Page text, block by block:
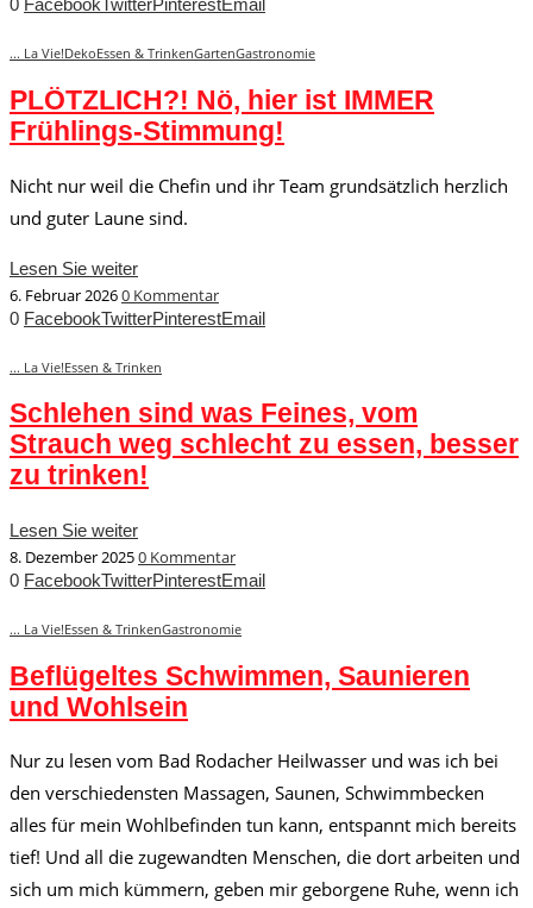
0 Facebook TwitterPinterestEmail
... La Vie!DekoEssen & TrinkenGartenGastronomie
PLÖTZLICH?! Nö, hier ist IMMER
Frühlings-Stimmung!
Nicht nur weil die Chefin und ihr Team grundsätzlich herzlich
und guter Laune sind.
Lesen Sie weiter
6. Februar 20260 Kommentar
0 FacebookTwitterPinterestEmail
... La Vie!Essen & Trinken
Schlehen sind was Feines, vom
Strauch weg schlecht zu essen, besser
zu trinken!
Lesen Sie weiter
8. Dezember 20250 Kommentar
0 FacebookTwitterPinterestEmail
... La Vie!Essen & TrinkenGastronomie
Beflügeltes Schwimmen, Saunieren
und Wohlsein
Nur zu lesen vom Bad Rodacher Heilwasser und was ich bei
den verschiedensten Massagen, Saunen, Schwimmbecken
alles für mein Wohlbefinden tun kann, entspannt mich bereits
tief! Und all die zugewandten Menschen, die dort arbeiten und
sich um mich kümmern, geben mir geborgene Ruhe, wenn ich